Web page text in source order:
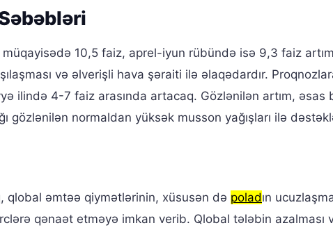
10,5 faiz, aprel-iyun rübündə isə 9,3 faiz
və əlverişli hava şəraiti ilə əlaqədardır.
ilində 4-7 faiz arasında artacaq. Gözlənilən artım, əsas
gözlənilən normaldan yüksək musson yağışları ilə
qlobal əmtəə qiymətlərinin, xüsusən də poladın
qənaət etməyə imkan verib. Qlobal tələbin azalması